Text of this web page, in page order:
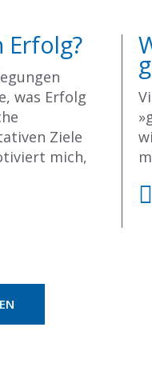
Erfolg?
was Erfolg
Ziele
mich,